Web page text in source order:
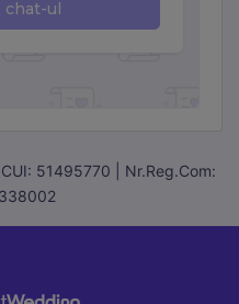
51495770 | Nr.Reg.Com: